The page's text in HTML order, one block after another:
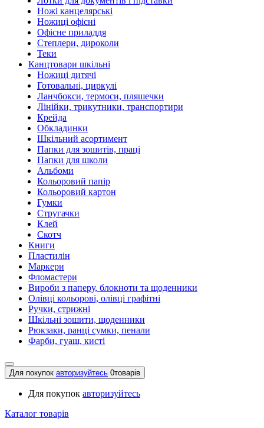
Ножі канцелярські
Ножиці офісні
Офісне приладдя
Степлери, дироколи
Теки
Канцтовари шкільні
Ножиці дитячі
Готовальні, циркулі
Ланчбокси, термоси, пляшечки
Лінійки, трикутники, транспортири
Крейда
Обкладинки
Шкільний асортимент
Папки для зошитів, праці
Папки для школи
Альбоми
Кольоровий папір
Кольоровий картон
Гумки
Стругачки
Клей
Скотч
Книги
Пластилін
Маркери
Фломастери
Вироби з паперу, блокноти та щоденники
Олівці кольорові, олівці графітні
Ручки, стрижні
Шкільні зошити, щоденники
Рюкзаки, ранці сумки, пенали
Фарби, гуаш, кисті
Для покупок авторизуйтесь 0товарів
Для покупок авторизуйтесь
Каталог товарів